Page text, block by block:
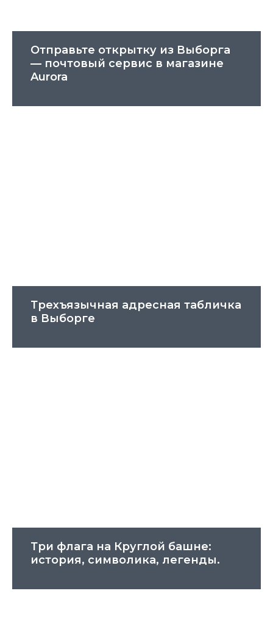
Отправьте открытку из Выборга
— почтовый сервис в магазине
Aurora
Трехъязычная адресная табличка
в Выборге
Три флага на Круглой башне:
история, символика, легенды.